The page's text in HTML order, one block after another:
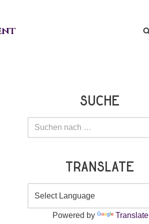
Suche
Translate
Powered by Translate